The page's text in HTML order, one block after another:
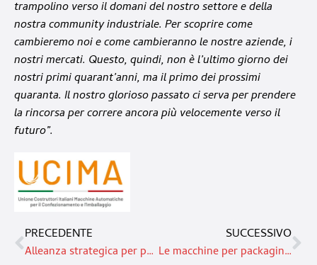
trampolino verso il domani del nostro settore e della
nostra community industriale. Per scoprire come
cambieremo noi e come cambieranno le nostre aziende, i
nostri mercati. Questo, quindi, non è l’ultimo giorno dei
nostri primi quarant’anni, ma il primo dei prossimi
quaranta. Il nostro glorioso passato ci serva per prendere
la rincorsa per correre ancora più velocemente verso il
futuro”.
PRECEDENTE
Alleanza strategica per potenziare la sinergia tra Informa e Ipack Ima
SUCCESSIVO
Le macchine per packaging superano i 9,5 miliardi: record storico per il settore